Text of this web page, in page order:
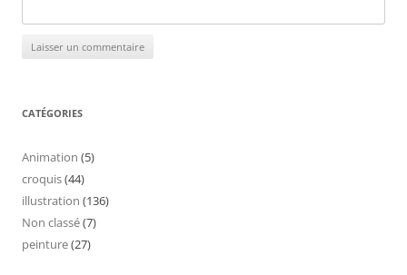
CATÉGORIES
Animation (5)
croquis(44)
illustration (136)
Non classé(7)
peinture(27)